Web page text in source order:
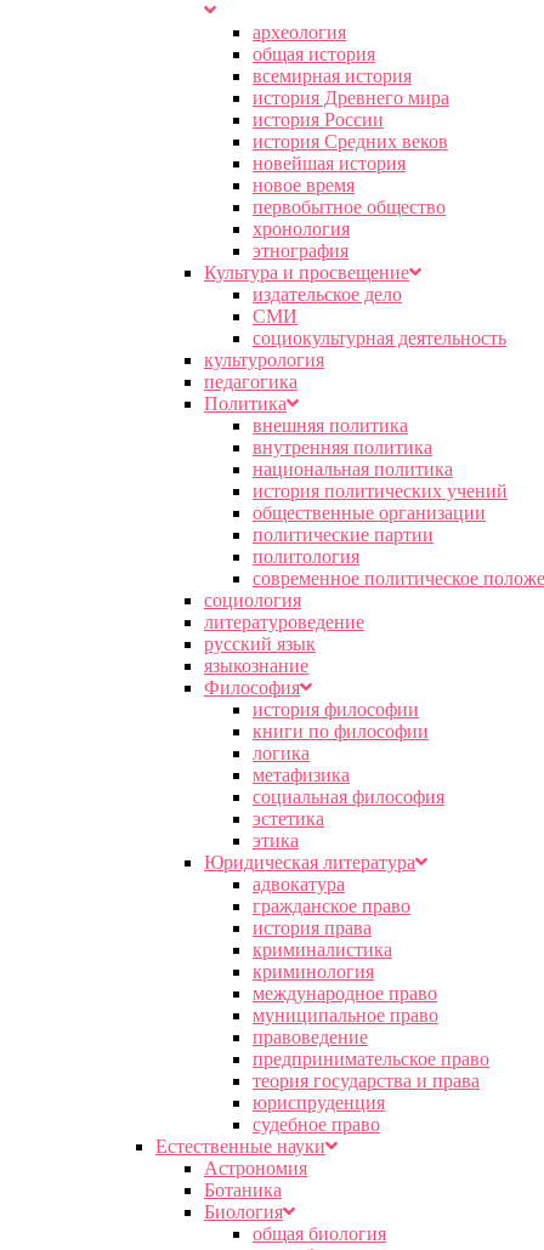
археология
общая история
всемирная история
история Древнего мира
история России
история Средних веков
новейшая история
новое время
первобытное общество
хронология
этнография
Культура и просвещение
издательское дело
СМИ
социокультурная деятельность
культурология
педагогика
Политика
внешняя политика
внутренняя политика
национальная политика
история политических учений
общественные организации
политические партии
политология
современное политическое
социология
литературоведение
русский язык
языкознание
Философия
история философии
книги по философии
логика
метафизика
социальная философия
эстетика
этика
Юридическая литература
адвокатура
гражданское право
история права
криминалистика
криминология
международное право
муниципальное право
правоведение
предпринимательское право
теория государства и права
юриспруденция
судебное право
Естественные науки
Астрономия
Ботаника
Биология
общая биология